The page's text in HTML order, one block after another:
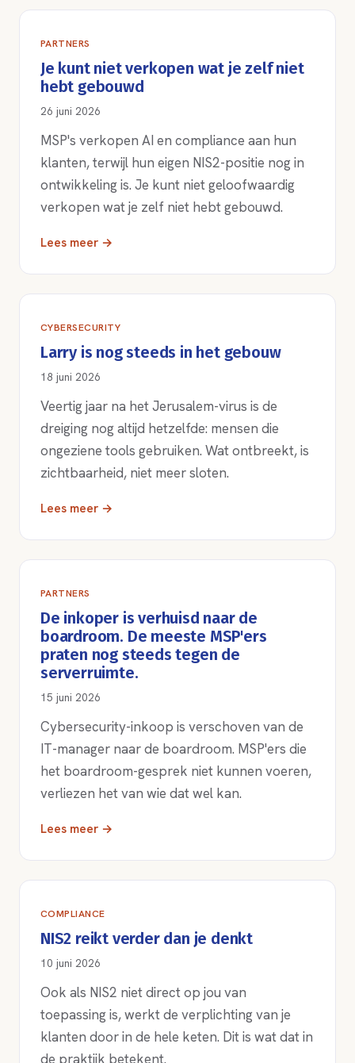
PARTNERS
Je kunt niet verkopen wat je zelf niet
hebt gebouwd
26 juni 2026
MSP's verkopen AI en compliance aan hun
klanten, terwijl hun eigen NIS2-positie nog in
ontwikkeling is. Je kunt niet geloofwaardig
verkopen wat je zelf niet hebt gebouwd.
Lees meer →
CYBERSECURITY
Larry is nog steeds in het gebouw
18 juni 2026
Veertig jaar na het Jerusalem-virus is de
dreiging nog altijd hetzelfde: mensen die
ongeziene tools gebruiken. Wat ontbreekt, is
zichtbaarheid, niet meer sloten.
Lees meer →
PARTNERS
De inkoper is verhuisd naar de
boardroom. De meeste MSP'ers
praten nog steeds tegen de
serverruimte.
15 juni 2026
Cybersecurity-inkoop is verschoven van de
IT-manager naar de boardroom. MSP'ers die
het boardroom-gesprek niet kunnen voeren,
verliezen het van wie dat wel kan.
Lees meer →
COMPLIANCE
NIS2 reikt verder dan je denkt
10 juni 2026
Ook als NIS2 niet direct op jou van
toepassing is, werkt de verplichting van je
klanten door in de hele keten. Dit is wat dat in
de praktijk betekent.